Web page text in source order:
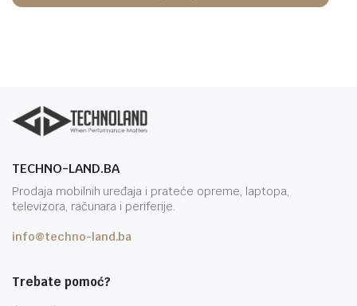
TECHNO-LAND.BA
Prodaja mobilnih uređaja i prateće opreme, laptopa,
televizora, računara i periferije.
info@techno-land.ba
Trebate pomoć?